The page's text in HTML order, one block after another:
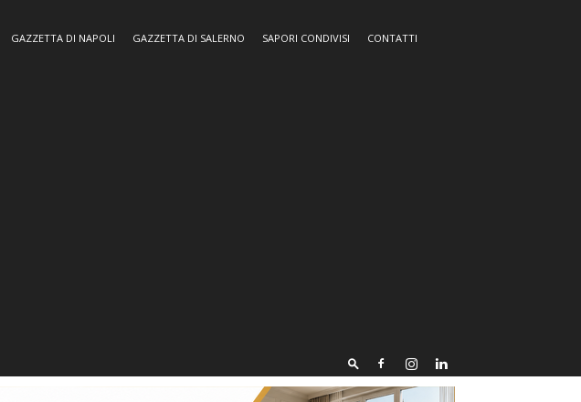
GAZZETTA DI NAPOLI GAZZETTA DI SALERNO SAPORI CONDIVISI
CONTATTI